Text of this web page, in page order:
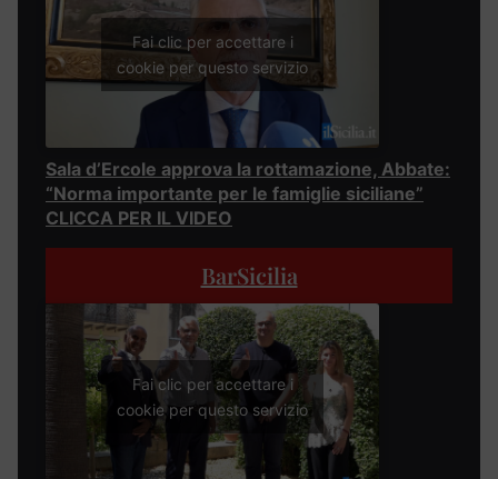
Fai clic per accettare i
cookie per questo servizio
Sala d’Ercole approva la rottamazione, Abbate:
“Norma importante per le famiglie siciliane”
CLICCA PER IL VIDEO
BarSicilia
Fai clic per accettare i
cookie per questo servizio